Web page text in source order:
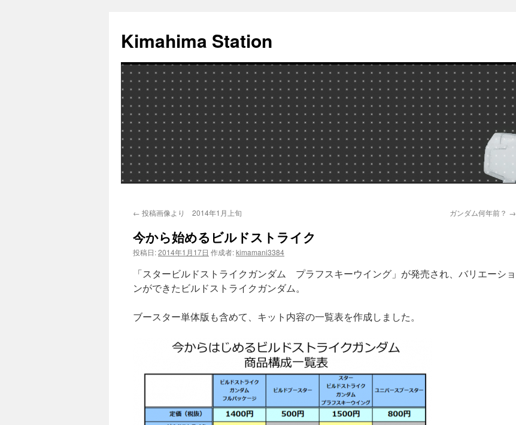
Kimahima Station
テ
← 投稿画像より 2014年1月上旬 ガンダム何年前？ →
今から始めるビルドストライク
投稿日:2014年1月17日 作成者:kimamani3384
「スタービルドストライクガンダム プラフスキーウイング」が発売され、バリエーショ
ンができたビルドストライクガンダム。
ブースター単体版も含めて、キット内容の一覧表を作成しました。